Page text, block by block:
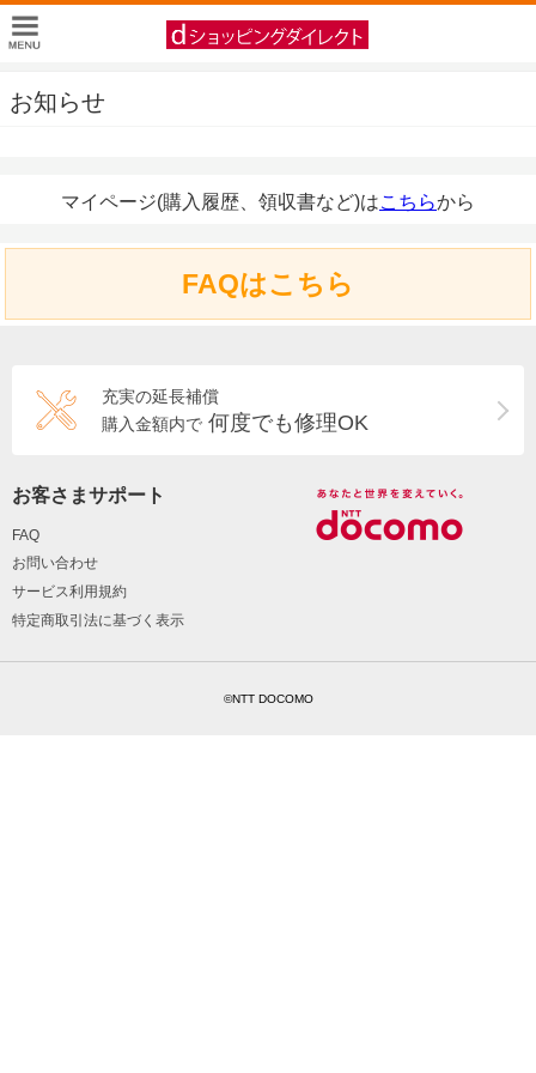
お知らせ
マイページ(購入履歴、領収書など)はこちらから
FAQはこちら
充実の延長補償
購入金額内で 何度でも修理OK
お客さまサポート
FAQ
お問い合わせ
サービス利用規約
特定商取引法に基づく表示
©NTT DOCOMO